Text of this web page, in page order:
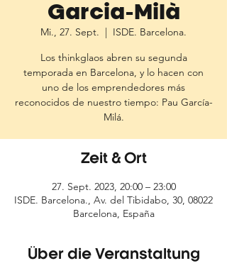
Garcia-Milà
Mi., 27. Sept.
  |
ISDE. Barcelona.
Los thinkglaos abren su segunda
temporada en Barcelona, y lo hacen con
uno de los emprendedores más
reconocidos de nuestro tiempo: Pau García-
Zeit & Ort
27. Sept. 2023, 20:00 – 23:00
ISDE. Barcelona., Av. del Tibidabo, 30, 08022
Barcelona, España
Über die Veranstaltung